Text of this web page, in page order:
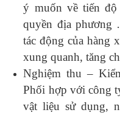
ý muốn về tiến
quyền địa phương
tác động của hàng
xung quanh, tăng
Nghiệm thu –
Phối hợp với công
vật liệu sử dụng,